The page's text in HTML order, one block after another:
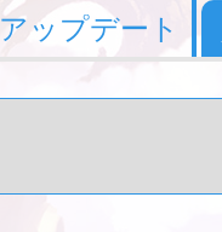
アップデート